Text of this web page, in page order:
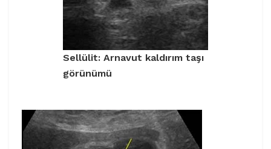
Sellülit: Arnavut kaldırım taşı
görünümü